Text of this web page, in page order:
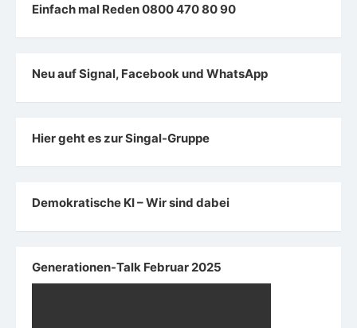
Einfach mal Reden 0800 470 80 90
Neu auf Signal, Facebook und WhatsApp
Hier geht es zur Singal-Gruppe
Demokratische KI – Wir sind dabei
Generationen-Talk Februar 2025